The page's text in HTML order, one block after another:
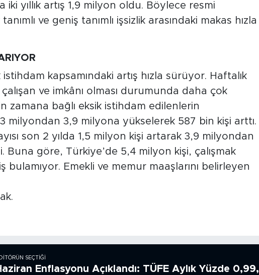
iki yıllık artış 1,9 milyon oldu. Böylece resmi
ve geniş tanımlı işsizlik arasındaki makas hızla
istihdam kapsamındaki artış hızla sürüyor. Haftalık
ve imkânı olması durumunda daha çok
zamana bağlı eksik istihdam edilenlerin
milyondan 3,9 milyona yükselerek 587 bin kişi arttı.
son 2 yılda 1,5 milyon kişi artarak 3,9 milyondan
Buna göre, Türkiye’de 5,4 milyon kişi, çalışmak
bulamıyor. Emekli ve memur maaşlarını belirleyen
SEÇTIĞI
Enflasyonu Açıklandı: TÜFE Aylık Yüzde 0,99,